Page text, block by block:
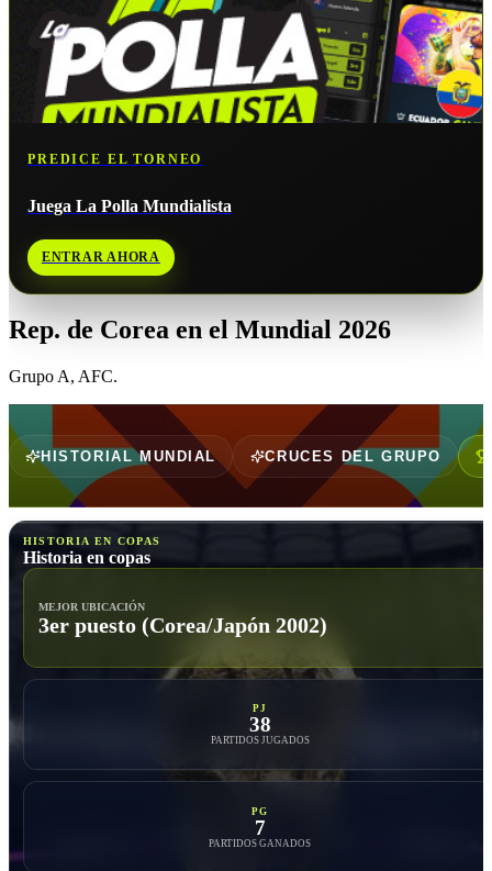
PREDICE EL TORNEO
Juega La Polla Mundialista
ENTRAR AHORA
Rep. de Corea en el Mundial 2026
Grupo A, AFC.
HISTORIAL MUNDIAL CRUCES DEL GRUPO
HISTORIA EN COPAS
Historia en copas
MEJOR UBICACIÓN
3er puesto (Corea/Japón 2002)
PJ
38
PARTIDOS JUGADOS
PG
7
PARTIDOS GANADOS